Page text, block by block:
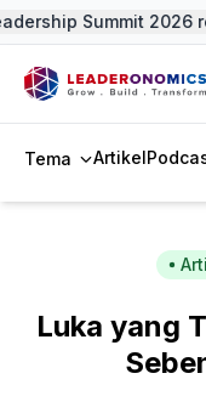
Summit 2026
Tema Artikel
Luka yang